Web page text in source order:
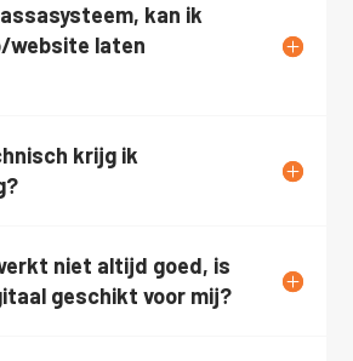
kan ik
website laten
krijg ik
niet altijd goed, is
geschikt voor mij?